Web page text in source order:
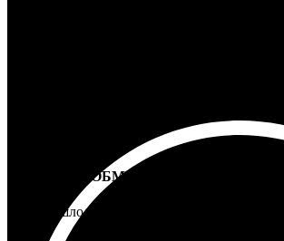
ВОЗВРАТ И ОБМЕН
Не подошло - вернем деньги